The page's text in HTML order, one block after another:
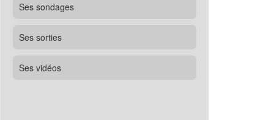
Ses sondages
Ses sorties
Ses vidéos